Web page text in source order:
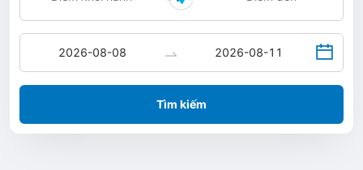
Tìm kiếm